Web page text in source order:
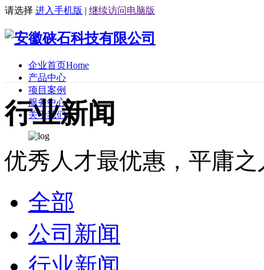
请选择 进入手机版 | 继续访问电脑版
企业首页Home
产品中心
项目案例
服务中心
关于我们
行业新闻
优秀人才最优惠，平庸
全部
公司新闻